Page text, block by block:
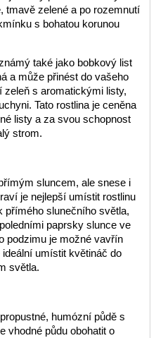
tmavě zelené a po rozemnutí
s bohatou korunou
také jako bobkový list
a může přinést do vašeho
zeleň s aromatickými listy,
Tato rostlina je ceněna
listy a za svou schopnost
strom.
sluncem, ale snese i
je nejlepší umístit rostlinu
přímého slunečního světla,
paprsky slunce ve
podzimu je možné vavřín
umístit květináč do
světla.
humózní půdě s
vhodné půdu obohatit o